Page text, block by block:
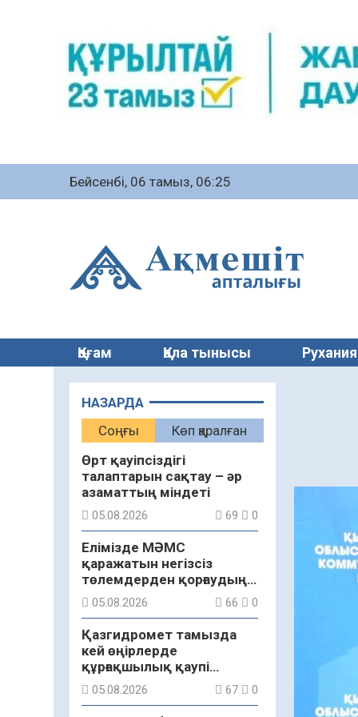
Бейсенбі, 06 тамыз, 06:25
Қоғам Қала тынысы
НАЗАРДА
Соңғы
Көп қаралған
Өрт қауіпсіздігі
талаптарын сақтау – әр
азаматтың міндеті
05.08.2026 69 0
Елімізде МӘМС
қаражатын негізсіз
төлемдерден қорғаудың
жаңа жүйесі құрылуда
05.08.2026 66 0
Қазгидромет тамызда
кей өңірлерде
құрғақшылық қаупі
жоғары екенін болжады
05.08.2026 67 0